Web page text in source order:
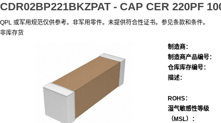
CDR02BP221BKZPAT - CAP CER 220PF
QPL 或军用规范仅供参考。非军用零件。未提供符合性证书。参见条款和条件。
非库存货
制造商：
制造商产品编号：
仓库库存编号：
描述：
ROHS：
湿气敏感性等级
（MSL）：